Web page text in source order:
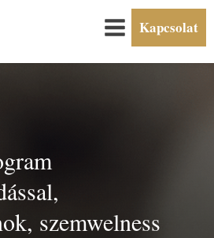
Kapcsolat
szemwelness